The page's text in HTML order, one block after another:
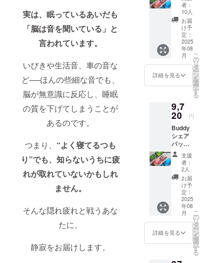
実は、眠っているあいだも
「脳は音を聞いている」と
言われています。
いびきや生活音、車の音な
ど──ほんの些細な音でも、
脳が無意識に反応し、睡眠
の質を下げてしまうことが
あるのです。
つまり、 “よく寝てるつも
り”でも、知らないうちに疲
れが取れていないかもしれ
ません。
そんな隠れ疲れと戦うあな
たに、
静寂をお届けします。
あた
り：
¥1,530
※税込・
送料無
※EarBu
ddy1
5ペア入
り ※割
体の販
売予定
価格に
対する
もので
す ※付
属品・
特典は
EarBud
dy1セッ
トにつ
き1つず
つ付属
します
カーご
希望の
方は、
備考欄
に必ず
「希
望」、
希望さ
れない
方は
くださ
い
ラー：1
セット
ずつお
選びく
ださい
付属
品：専
用ポー
タブル
ケー
ケー
ジ・説
明書
（保証
書） 特
典：
CAMPF
IRE（m
achi-
ya）限
定カ
ラー
Buddy
ステッ
カー 一
般販売
予定価
着150名
限定※
【最近
あなた
の周り
に「よ
く眠れ
ない、
生活音
が気に
なる」
てる人
はいま
せん
か？家
族や友
人、
パート
ナーと
分け合
える、
プチギ
フトに
もぴっ
たりの
シェア
パッ
ク】 内
EarBud
者：
10人
お届
け予
定：
2025
年08
月
詳細を見る
こ
の
リ
タ
ー
ン
を
選
択
す
る
9,7
20 円
Buddy
シェア
パック
【早
割】
【最近
あなた
の周り
に「よ
く眠れ
ない、
生活音
が気に
なる」
と困っ
てる人
支援
者：
2人
お届
け予
定：
2025
年08
月
詳細を見る
こ
の
リ
タ
ー
ン
を
選
択
す
る